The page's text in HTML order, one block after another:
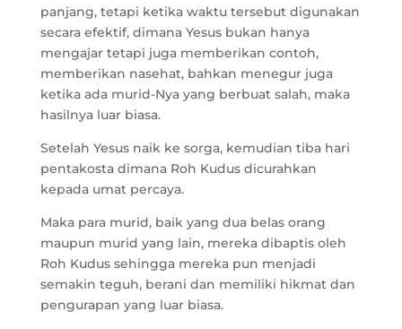
panjang, tetapi ketika waktu tersebut digunakan
secara efektif, dimana Yesus bukan hanya
mengajar tetapi juga memberikan contoh,
memberikan nasehat, bahkan menegur juga
ketika ada murid-Nya yang berbuat salah, maka
hasilnya luar biasa.
Setelah Yesus naik ke sorga, kemudian tiba hari
pentakosta dimana Roh Kudus dicurahkan
kepada umat percaya.
Maka para murid, baik yang dua belas orang
maupun murid yang lain, mereka dibaptis oleh
Roh Kudus sehingga mereka pun menjadi
semakin teguh, berani dan memiliki hikmat dan
pengurapan yang luar biasa.